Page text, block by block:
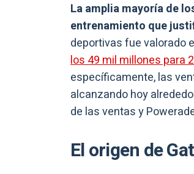
La amplia mayoría de
entrenamiento que
deportivas fue valorado
los 49 mil millones para
específicamente, las
alcanzando hoy
de las ventas y
El origen de